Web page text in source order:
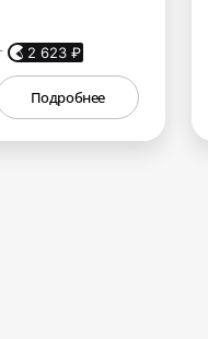
2 623 ₽
Подробнее